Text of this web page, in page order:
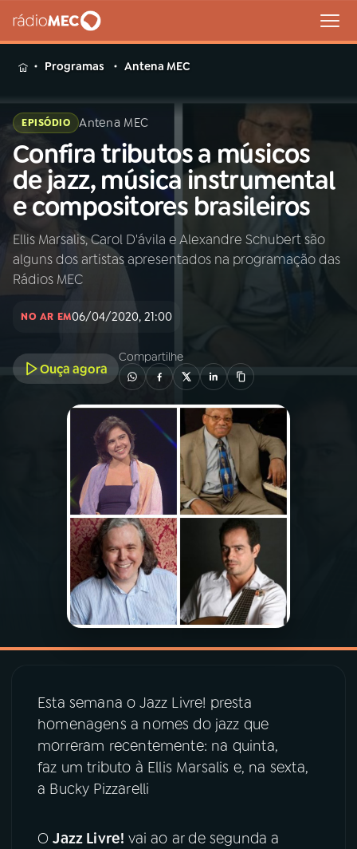
MENU
Buscar
na
Rádio
MEC
Buscar
Início AO VIVO
PROGRAMAS
PODCASTS
VIDEOCASTS
ÚLTIMAS
YouTube Facebook
Instagram
Programas Antena MEC
EPISÓDIO Antena MEC
Confira tributos a músicos
de jazz, música instrumental
e compositores brasileiros
Ellis Marsalis, Carol D'ávila e Alexandre Schubert são
alguns dos artistas apresentados na programação das
Rádios MEC
NO AR EM06/04/2020, 21:00
Ouça agora
Compartilhe
Esta semana o Jazz Livre! presta
homenagens a nomes do jazz que
morreram recentemente: na quinta,
faz um tributo à Ellis Marsalis e, na sexta,
a Bucky Pizzarelli
OJazz Livre! vai ao ar de segunda a